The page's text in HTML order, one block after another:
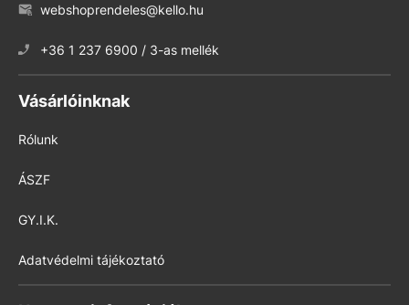
webshoprendeles@kello.hu
+36 1 237 6900 / 3-as mellék
Vásárlóinknak
Rólunk
ÁSZF
GY.I.K.
Adatvédelmi tájékoztató